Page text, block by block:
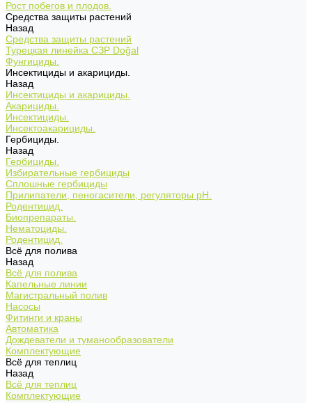
Рост побегов и плодов.
Средства защиты растений
Назад
Средства защиты растений
Турецкая линейка СЗР Doğal
Фунгициды.
Инсектициды и акарициды.
Назад
Инсектициды и акарициды.
Акарициды.
Инсектициды.
Инсектоакарициды.
Гербициды.
Назад
Гербициды.
Избирательные гербициды
Сплошные гербициды
Прилипатели, пеногасители, регуляторы pH.
Родентицид.
Биопрепараты.
Нематоциды.
Родентицид.
Всё для полива
Назад
Всё для полива
Капельные линии
Магистральный полив
Насосы
Фитинги и краны
Автоматика
Дождеватели и туманообразователи
Комплектующие
Всё для теплиц
Назад
Всё для теплиц
Комплектующие